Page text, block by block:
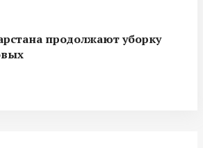
продолжают уборку